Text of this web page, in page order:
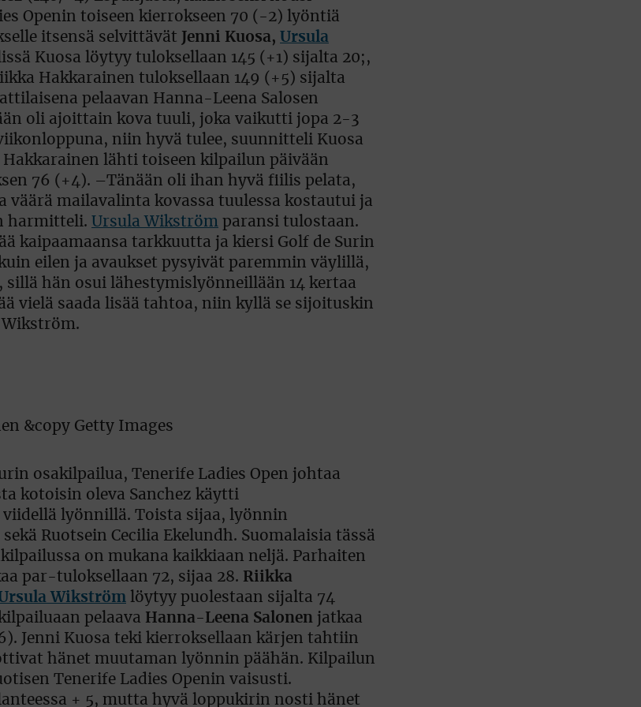
Openin toiseen kierrokseen 70 (-2) lyöntiä
itsensä selvittävät
Jenni Kuosa, Ursula
Kuosa löytyy tuloksellaan 145 (+1) sijalta 20;,
Hakkarainen tuloksellaan 149 (+5) sijalta
pelaavan Hanna-Leena Salosen
oli ajoittain kova tuuli, joka vaikutti jopa 2-3
niin hyvä tulee, suunnitteli Kuosa
lähti toiseen kilpailun päivään
76 (+4). –Tänään oli ihan hyvä fiilis pelata,
mailavalinta kovassa tuulessa kostautui ja
harmitteli. Ursula Wikström paransi tulostaan.
kaipaamaansa tarkkuutta ja kiersi Golf de Surin
eilen ja avaukset pysyivät paremmin väylillä,
hän osui lähestymislyönneillään 14 kertaa
vielä saada lisää tahtoa, niin kyllä se sijoituskin
osakilpailua, Tenerife Ladies Open johtaa
kotoisin oleva Sanchez käytti
lyönnillä. Toista sijaa, lyönnin
Ruotsein Cecilia Ekelundh. Suomalaisia tässä
on mukana kaikkiaan neljä. Parhaiten
par-tuloksellaan 72, sijaa 28. Riikka
Wikström löytyy puolestaan sijalta 74
pelaava Hanna-Leena Salonen jatkaa
Jenni Kuosa teki kierroksellaan kärjen tahtiin
hänet muutaman lyönnin päähän. Kilpailun
Tenerife Ladies Openin vaisusti.
+ 5, mutta hyvä loppukirin nosti hänet